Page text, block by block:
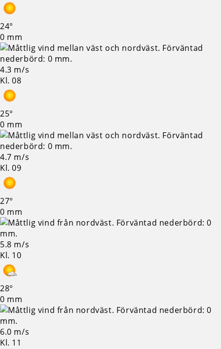
24°
0 mm
4.3 m/s
Kl. 08
25°
0 mm
4.7 m/s
Kl. 09
27°
0 mm
5.8 m/s
Kl. 10
28°
0 mm
6.0 m/s
Kl. 11